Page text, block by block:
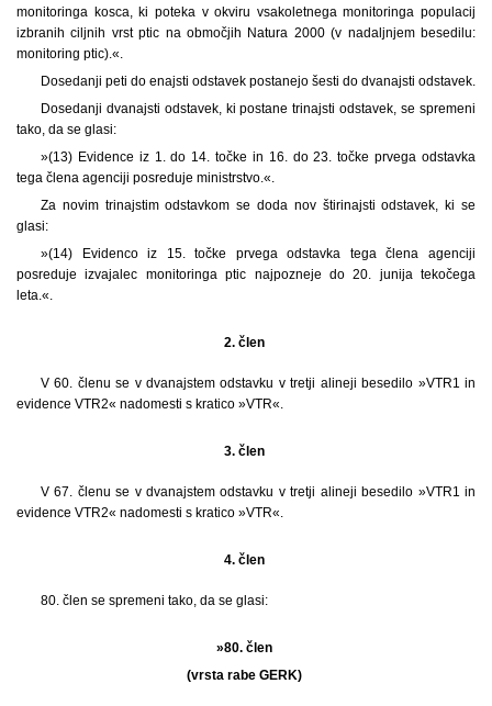
monitoringa kosca, ki poteka v okviru vsakoletnega monitoringa populacij
izbranih ciljnih vrst ptic na območjih Natura 2000 (v nadaljnjem besedilu:
monitoring ptic).«.
Dosedanji peti do enajsti odstavek postanejo šesti do dvanajsti odstavek.
Dosedanji dvanajsti odstavek, ki postane trinajsti odstavek, se spremeni
tako, da se glasi:
»(13) Evidence iz 1. do 14. točke in 16. do 23. točke prvega odstavka
tega člena agenciji posreduje ministrstvo.«.
Za novim trinajstim odstavkom se doda nov štirinajsti odstavek, ki se
glasi:
»(14) Evidenco iz 15. točke prvega odstavka tega člena agenciji
posreduje izvajalec monitoringa ptic najpozneje do 20. junija tekočega
leta.«.
2. člen
V 60. členu se v dvanajstem odstavku v tretji alineji besedilo »VTR1 in
evidence VTR2« nadomesti s kratico »VTR«.
3. člen
V 67. členu se v dvanajstem odstavku v tretji alineji besedilo »VTR1 in
evidence VTR2« nadomesti s kratico »VTR«.
4. člen
80. člen se spremeni tako, da se glasi:
»80. člen
(vrsta rabe GERK)